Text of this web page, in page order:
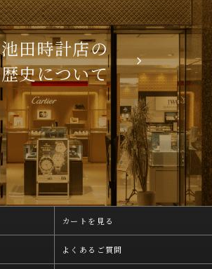
池田時計店の
歴史について
カートを見る
よくあるご質問